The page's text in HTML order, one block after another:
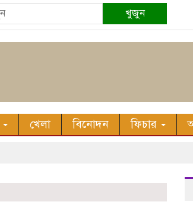
খুজুন
খেলা বিনোদন ফিচার